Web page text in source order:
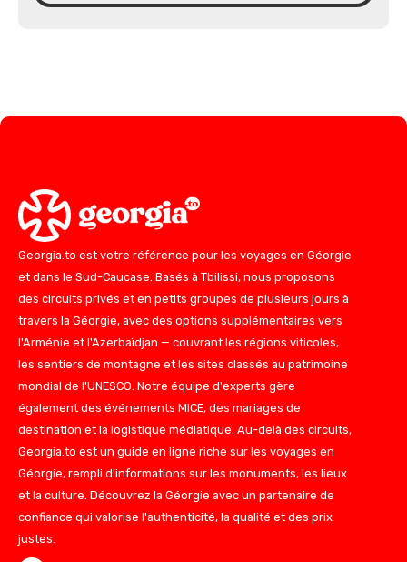
Georgia.to est votre référence pour les voyages en Géorgie
et dans le Sud-Caucase. Basés à Tbilissi, nous proposons
des circuits privés et en petits groupes de plusieurs jours à
travers la Géorgie, avec des options supplémentaires vers
l'Arménie et l'Azerbaïdjan — couvrant les régions viticoles,
les sentiers de montagne et les sites classés au patrimoine
mondial de l'UNESCO. Notre équipe d'experts gère
également des événements MICE, des mariages de
destination et la logistique médiatique. Au-delà des circuits,
Georgia.to est un guide en ligne riche sur les voyages en
Géorgie, rempli d'informations sur les monuments, les lieux
et la culture. Découvrez la Géorgie avec un partenaire de
confiance qui valorise l'authenticité, la qualité et des prix
justes.